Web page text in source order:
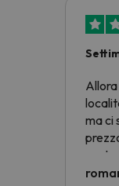
Allora
ma ci